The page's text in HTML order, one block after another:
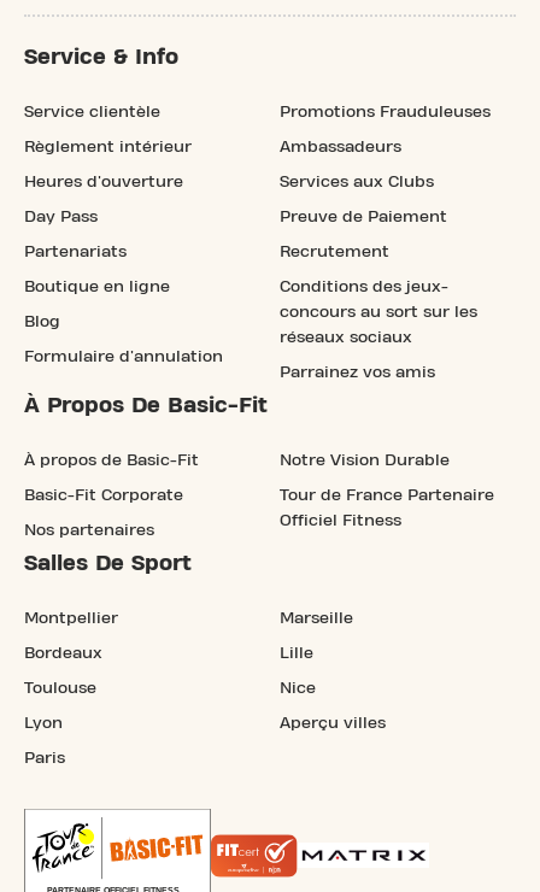
Service & Info
Service clientèle
Règlement intérieur
Heures d'ouverture
Day Pass
Partenariats
Boutique en ligne
Blog
Formulaire d'annulation
Promotions Frauduleuses
Ambassadeurs
Services aux Clubs
Preuve de Paiement
Recrutement
Conditions des jeux-
concours au sort sur les
réseaux sociaux
Parrainez vos amis
À Propos De Basic-Fit
À propos de Basic-Fit
Basic-Fit Corporate
Nos partenaires
Notre Vision Durable
Tour de France Partenaire
Officiel Fitness
Salles De Sport
Montpellier
Bordeaux
Toulouse
Lyon
Paris
Marseille
Lille
Nice
Aperçu villes